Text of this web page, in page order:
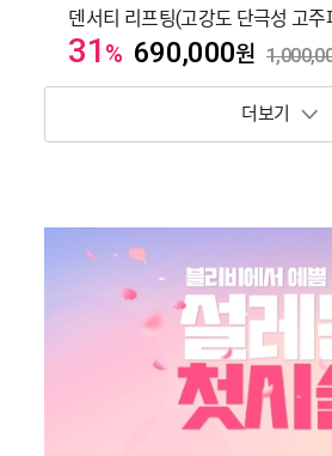
덴서티 리프팅(고강도 단극성 고
31 % 690,000원
보기